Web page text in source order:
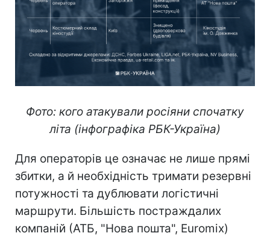
Фото: кого атакували росіяни спочатку
літа (інфографіка РБК-Україна)
Для операторів це означає не лише прямі
збитки, а й необхідність тримати резервні
потужності та дублювати логістичні
маршрути. Більшість постраждалих
компаній (АТБ, "Нова пошта", Euromix)